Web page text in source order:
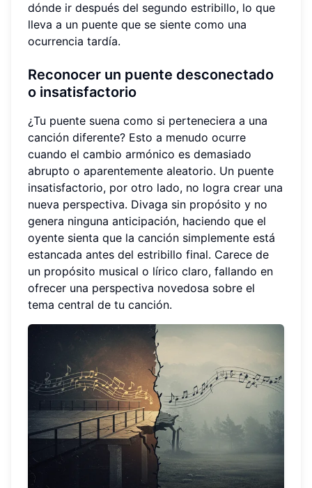
dónde ir después del segundo estribillo, lo que
lleva a un puente que se siente como una
ocurrencia tardía.
Reconocer un puente desconectado
o insatisfactorio
¿Tu puente suena como si perteneciera a una
canción diferente? Esto a menudo ocurre
cuando el cambio armónico es demasiado
abrupto o aparentemente aleatorio. Un puente
insatisfactorio, por otro lado, no logra crear una
nueva perspectiva. Divaga sin propósito y no
genera ninguna anticipación, haciendo que el
oyente sienta que la canción simplemente está
estancada antes del estribillo final. Carece de
un propósito musical o lírico claro, fallando en
ofrecer una perspectiva novedosa sobre el
tema central de tu canción.